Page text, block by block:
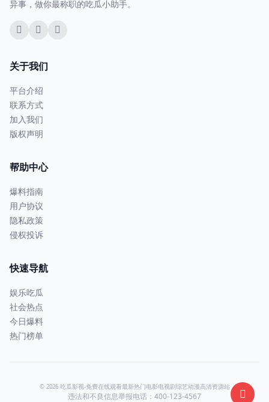
异事，做你最称职的吃瓜小助手。
关于我们
平台介绍
联系方式
加入我们
版权声明
帮助中心
爆料指南
用户协议
隐私政策
侵权投诉
快速导航
娱乐吃瓜
社会热点
今日爆料
热门榜单
© 2026 吃瓜影视-免费在线观看最新热门电影电视剧综艺动漫高清资源站
违法和不良信息举报电话：400-123-4567